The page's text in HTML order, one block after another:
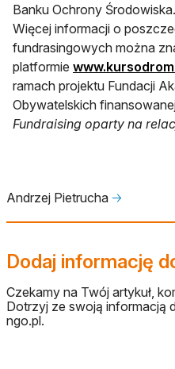
Banku Ochrony Środowiska.
Więcej informacji o
fundrasingowych można
platformie
ramach projektu Fundacji
Obywatelskich
Fundraising oparty na
Andrzej Pietrucha 🡢
Dodaj informację
Czekamy na Twój artykuł,
Dotrzyj ze swoją informacją
ngo.pl.